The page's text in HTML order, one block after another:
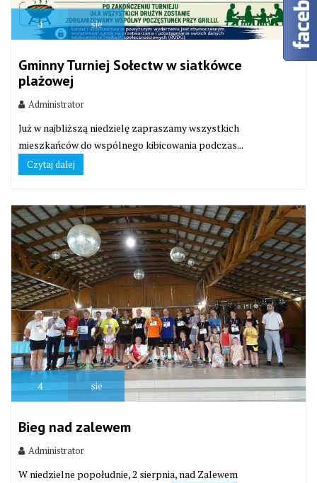
4 sie
Gminny Turniej Sołectw w siatkówce
plażowej
Administrator
Już w najbliższą niedzielę zapraszamy wszystkich
mieszkańców do wspólnego kibicowania podczas...
Czytaj dalej
4 sie
Bieg nad zalewem
Administrator
W niedzielne popołudnie, 2 sierpnia, nad Zalewem